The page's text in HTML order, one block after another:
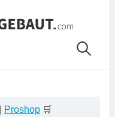
Proshop 🛒